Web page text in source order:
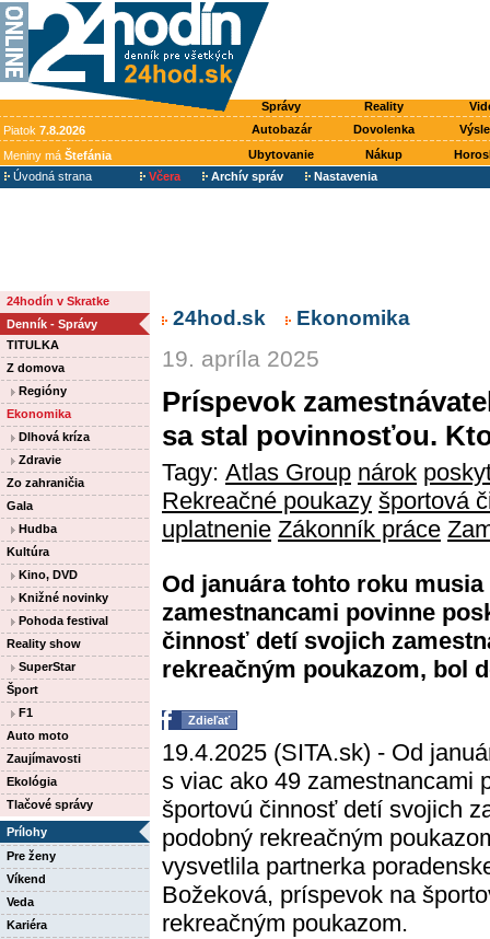
Správy Reality
Piatok 7.8.2026 Autobazár Dovolenka
Meniny má Štefánia Ubytovanie Nákup
Úvodná strana
Včera Archív správ Nastavenia
24hodín v Skratke
Denník - Správy
TITULKA
Z domova
Regióny
Ekonomika
Dlhová kríza
Zdravie
Zo zahraničia
Gala
Hudba
Kultúra
Kino, DVD
Knižné novinky
Pohoda festival
Reality show
SuperStar
Šport
F1
Auto moto
Zaujímavosti
Ekológia
Tlačové správy
Prílohy
Pre ženy
Víkend
Veda
Kariéra
24hod.sk Ekonomika
19. apríla 2025
Príspevok
sa stal povinnosťou.
Tagy: Atlas Group nárok
Rekreačné poukazy športová
uplatnenie Zákonník práce
Od januára tohto roku
zamestnancami povinne
činnosť detí svojich
rekreačným poukazom, bol
Zdieľať
19.4.2025 (SITA.sk) - Od
s viac ako 49 zamestnancami
športovú činnosť detí svojich
podobný rekreačným
vysvetlila partnerka
Božeková, príspevok na
rekreačným poukazom.